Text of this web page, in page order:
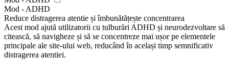
Mod - ADHD
Reduce distragerea atentie și îmbunătățește concentrarea
Acest mod ajută utilizatorii cu tulburări ADHD și neurodezvoltare să
citească, să navigheze și să se concentreze mai ușor pe elementele
principale ale site-ului web, reducând în același timp semnificativ
distragerea atentiei.